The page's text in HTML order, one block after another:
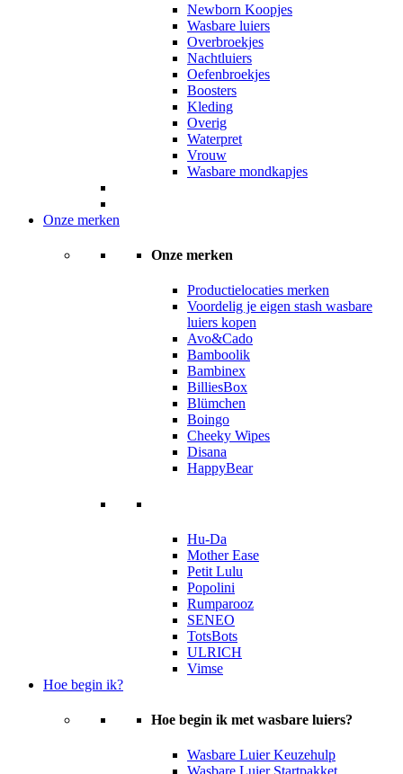
Newborn Koopjes
Wasbare luiers
Overbroekjes
Nachtluiers
Oefenbroekjes
Boosters
Kleding
Overig
Waterpret
Vrouw
Wasbare mondkapjes
Onze merken
Onze merken
Productielocaties merken
Voordelig je eigen stash wasbare
luiers kopen
Avo&Cado
Bamboolik
Bambinex
BilliesBox
Blümchen
Boingo
Cheeky Wipes
Disana
HappyBear
Hu-Da
Mother Ease
Petit Lulu
Popolini
Rumparooz
SENEO
TotsBots
ULRICH
Vimse
Hoe begin ik?
Hoe begin ik met wasbare luiers?
Wasbare Luier Keuzehulp